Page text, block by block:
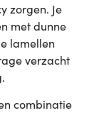
zorgen. Je
met dunne
lamellen
verzacht
combinatie